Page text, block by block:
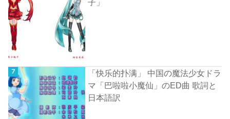
子」
「快乐的扑满」 中国の魔法少女ドラ
マ「巴啦啦小魔仙」のED曲 歌詞と
日本語訳